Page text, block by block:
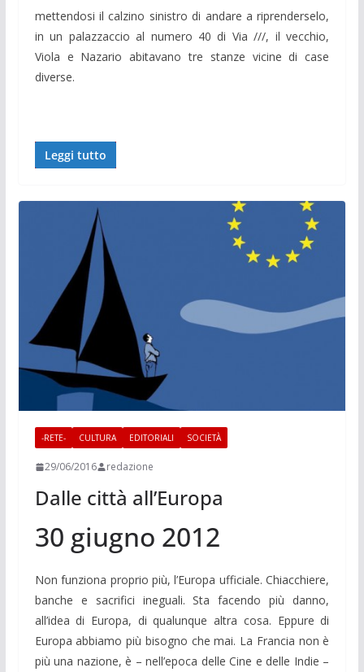
mettendosi il calzino sinistro di andare a riprenderselo,
in un palazzaccio al numero 40 di Via ///, il vecchio,
Viola e Nazario abitavano tre stanze vicine di case
diverse.
Leggi tutto
-RETE- CULTURA EDITORIALI SOCIETÀ
29/06/2016 redazione
Dalle città all’Europa
30 giugno 2012
Non funziona proprio più, l’Europa ufficiale. Chiacchiere,
banche e sacrifici ineguali. Sta facendo più danno,
all’idea di Europa, di qualunque altra cosa. Eppure di
Europa abbiamo più bisogno che mai. La Francia non è
più una nazione, è – nell’epoca delle Cine e delle Indie –